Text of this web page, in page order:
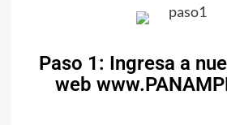
Paso 1: Ingresa a
web